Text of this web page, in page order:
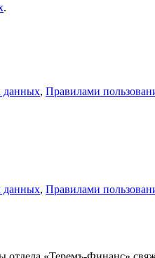
.
данных, Правилами
данных, Правилами